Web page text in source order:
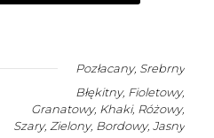
Pozłacany, Srebrny
Błękitny, Fioletowy,
Granatowy, Khaki, Różowy,
Szary, Zielony, Bordowy, Jasny